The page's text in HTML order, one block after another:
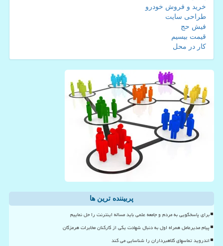
خرید و فروش خودرو
طراحی سایت
فیش حج
قیمت بیسیم
کار در محل
پربیننده ترین ها
برای پاسخگویی به مردم و جامعه علمی باید مساله اینترنت را حل نماییم
پیام مدیرعامل همراه اول به دنبال شهادت یکی از کارکنان مخابرات هرمزگان
اندروید تماسهای کلاهبرداران را شناسایی می کند